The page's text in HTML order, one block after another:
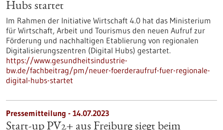
Hubs startet
Im Rahmen der Initiative Wirtschaft 4.0 hat das Ministerium
für Wirtschaft, Arbeit und Tourismus den neuen Aufruf zur
Förderung und nachhaltigen Etablierung von regionalen
Digitalisierungszentren (Digital Hubs) gestartet.
https://www.gesundheitsindustrie-
bw.de/fachbeitrag/pm/neuer-foerderaufruf-fuer-regionale-
digital-hubs-startet
Pressemitteilung - 14.07.2023
Start-up PV2+ aus Freiburg siegt beim